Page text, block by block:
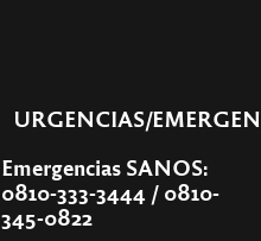
URGENCIAS/
Emergencias SANOS:
0810-333-3444 / 0810-
345-0822